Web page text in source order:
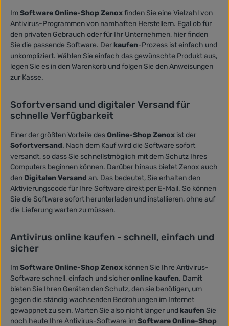
ImSoftware Online-Shop Zenoxfinden Sie eine Vielzahl von
Antivirus-Programmen von namhaften Herstellern. Egal ob für
den privaten Gebrauch oder für Ihr Unternehmen, hier finden
Sie die passende Software. Der kaufen-Prozess ist einfach und
unkompliziert. Wählen Sie einfach das gewünschte Produkt aus,
legen Sie es in den Warenkorb und folgen Sie den Anweisungen
zur Kasse.
Sofortversand und digitaler Versand für
schnelle Verfügbarkeit
Einer der größten Vorteile desOnline-Shop Zenox ist der
Sofortversand. Nach dem Kauf wird die Software sofort
versandt, so dass Sie schnellstmöglich mit dem Schutz Ihres
Computers beginnen können. Darüber hinaus bietet Zenox auch
den Digitalen Versand an. Das bedeutet, Sie erhalten den
Aktivierungscode für Ihre Software direkt per E-Mail. So können
Sie die Software sofort herunterladen und installieren, ohne auf
die Lieferung warten zu müssen.
Antivirus online kaufen - schnell, einfach und
sicher
ImSoftware Online-Shop Zenox können Sie Ihre Antivirus-
Software schnell, einfach und sicheronline kaufen. Damit
bieten Sie Ihren Geräten den Schutz, den sie benötigen, um
gegen die ständig wachsenden Bedrohungen im Internet
gewappnet zu sein. Warten Sie also nicht länger und kaufenSie
noch heute Ihre Antivirus-Software imSoftware Online-Shop